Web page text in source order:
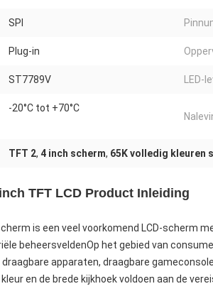
SPI
Plug-in
ST7789V LED-
-20°C tot +70°C
TFT 2, 4 inch scherm, 65K volledig kleuren
TFT LCD Product Inleiding
is een veel voorkomend LCD-scherm
beheersveldenOp het gebied van
apparaten, draagbare
en de brede kijkhoek voldoen aan de